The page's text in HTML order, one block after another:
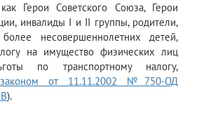
Герои Советского Союза, Герои
инвалиды I и II группы, родители,
несовершеннолетних детей,
на имущество физических лиц
по транспортному налогу,
законом от 11.11.2002 №750-ОД
).